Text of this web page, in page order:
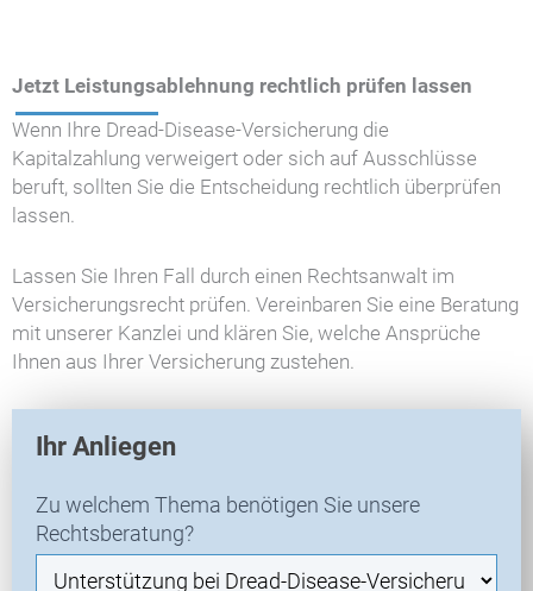
Jetzt Leistungsablehnung rechtlich prüfen lassen
Wenn Ihre Dread-Disease-Versicherung die
Kapitalzahlung verweigert oder sich auf Ausschlüsse
beruft, sollten Sie die Entscheidung rechtlich überprüfen
lassen.
Lassen Sie Ihren Fall durch einen Rechtsanwalt im
Versicherungsrecht prüfen. Vereinbaren Sie eine Beratung
mit unserer Kanzlei und klären Sie, welche Ansprüche
Ihnen aus Ihrer Versicherung zustehen.
E
-
N
Ihr Anliegen
Zu welchem Thema benötigen Sie unsere
Rechtsberatung?